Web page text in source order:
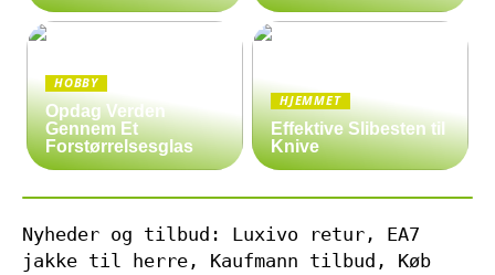
HOBBY
Opdag Verden
Gennem Et
Forstørrelsesglas
HJEMMET
Effektive Slibesten til
Knive
Nyheder og tilbud: Luxivo retur, EA7
jakke til herre, Kaufmann tilbud, Køb